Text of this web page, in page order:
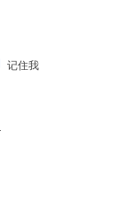
记住我